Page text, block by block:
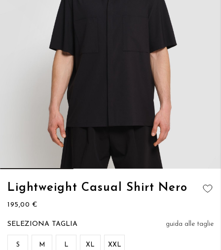
Lightweight Casual Shirt Nero
195,00 €
guida alle taglie
TAGLIA
S M L XL XXL
Vai
all'inizio
della
immagini